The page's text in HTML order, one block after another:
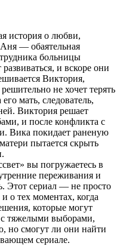
история о любви,
Аня — обаятельная
больницы
и вскоре они
Виктория,
не хочет терять
мать, следователь,
Виктория решает
и после конфликта с
Вика покидает раненую
пытается скрыть
вы погружаетесь в
переживания и
Этот сериал — не просто
о тех моментах, когда
которые могут
с тяжелыми выборами,
но смогут ли они найти
сериале.